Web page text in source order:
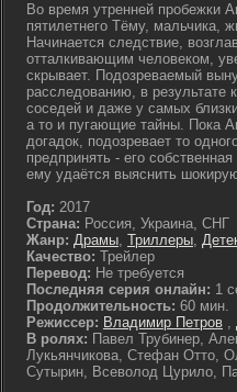
Во время утренней пробежки
пятилетнего Тёму, мальчика,
Начинается следствие,
отталкивающим человеком,
скрывает. Подозреваемый
расследованию, в результате
соседей и даже у самых
а то и пугающие тайны. Пока
догадок, подозревает то
предпринять - его
ему удаётся выяснить
Год: 2017
Страна: Россия, Украина, СНГ
Жанр: Драмы, Триллеры,
Качество: Трейлер
Перевод: Не требуется
Последняя серия онлайн: 1
Продолжительность: 60 мин.
Режиссер: Владимир Петров ,
В ролях: Павел Трубинер,
Лукьянчикова, Стефан Отто,
Сутырин, Всеволод Цурило,